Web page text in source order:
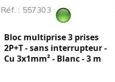
Réf. : 557303
Bloc multiprise 3 prises
2P+T - sans interrupteur -
Cu 3x1mm² - Blanc - 3 m